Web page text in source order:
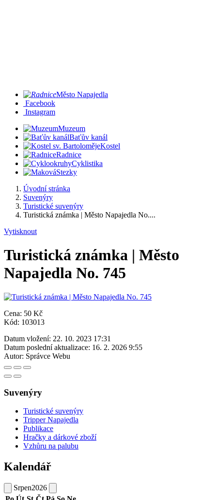
Město Napajedla
Facebook
Instagram
Muzeum
Baťův kanál
Kostel
Radnice
Cyklistika
Stezky
Úvodní stránka
Suvenýry
Turistické suvenýry
Turistická známka | Město Napajedla No....
Vytisknout
Turistická známka | Město
Napajedla No. 745
Cena: 50 Kč
Kód: 103013
Datum vložení: 22. 10. 2023 17:31
Datum poslední aktualizace: 16. 2. 2026 9:55
Autor: Správce Webu
Suvenýry
Turistické suvenýry
Tripper Napajedla
Publikace
Hračky a dárkové zboží
Vzhůru na palubu
Kalendář
Srpen2026